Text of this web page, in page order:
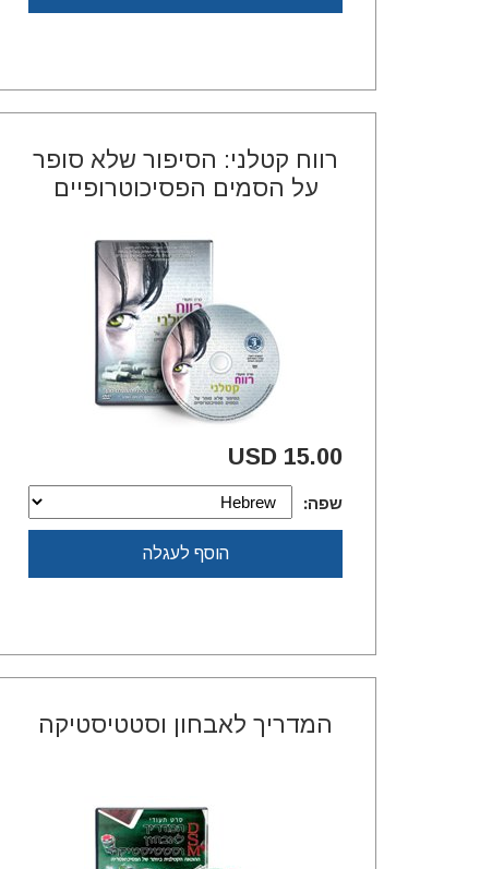
רווח קטלני: הסיפור שלא סופר
על הסמים הפסיכוטרופיים
15.00 USD
שפה:
הוסף לעגלה
המדריך לאבחון וסטטיסטיקה